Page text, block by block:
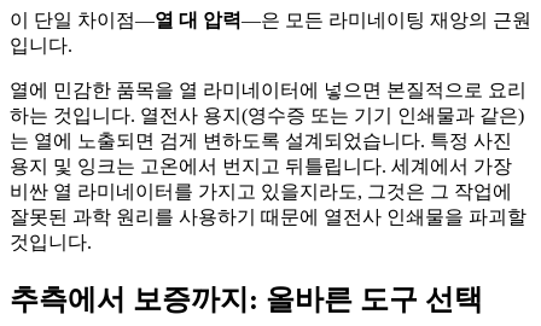
이 단일 차이점—열 대 압력—은 모든 라미네이팅 재앙의 근원
입니다.
열에 민감한 품목을 열 라미네이터에 넣으면 본질적으로 요리
하는 것입니다. 열전사 용지(영수증 또는 기기 인쇄물과 같은)
는 열에 노출되면 검게 변하도록 설계되었습니다. 특정 사진
용지 및 잉크는 고온에서 번지고 뒤틀립니다. 세계에서 가장
비싼 열 라미네이터를 가지고 있을지라도, 그것은 그 작업에
잘못된 과학 원리를 사용하기 때문에 열전사 인쇄물을 파괴할
것입니다.
추측에서 보증까지: 올바른 도구 선택